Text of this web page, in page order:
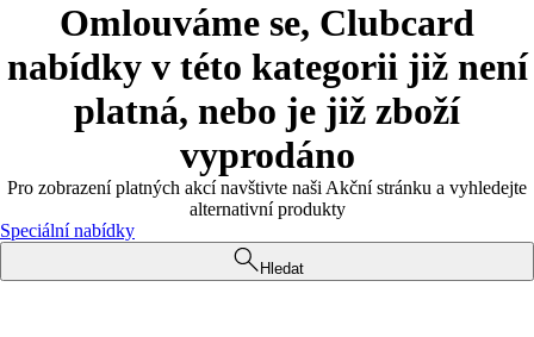
Omlouváme se, Clubcard
nabídky v této kategorii již není
platná, nebo je již zboží
vyprodáno
Pro zobrazení platných akcí navštivte naši Akční stránku a vyhledejte
alternativní produkty
Speciální nabídky
Hledat